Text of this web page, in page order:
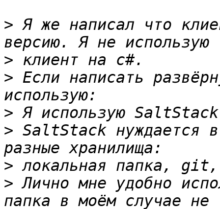
> Я же написал что
>
> Если написать
>
> SaltStack нуждается
>
> Лично мне удобно